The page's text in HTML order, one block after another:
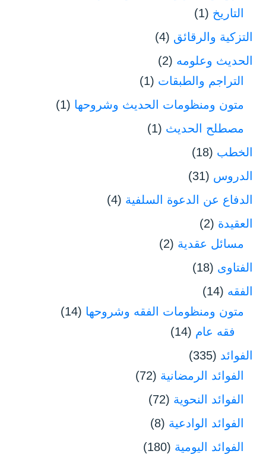
التاريخ (1)
التزكية والرقائق (4)
الحديث وعلومه (2)
التراجم والطبقات (1)
متون ومنظومات الحديث وشروحها (1)
مصطلح الحديث (1)
الخطب (18)
الدروس (31)
الدفاع عن الدعوة السلفية (4)
العقيدة (2)
مسائل عقدية (2)
الفتاوى (18)
الفقه (14)
متون ومنظومات الفقه وشروحها (14)
فقه عام (14)
الفوائد (335)
الفوائد الرمضانية (72)
الفوائد النحوية (72)
الفوائد الوادعية (8)
الفوائد اليومية (180)